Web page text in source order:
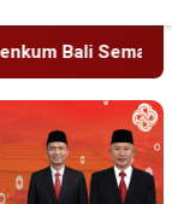
ke-81